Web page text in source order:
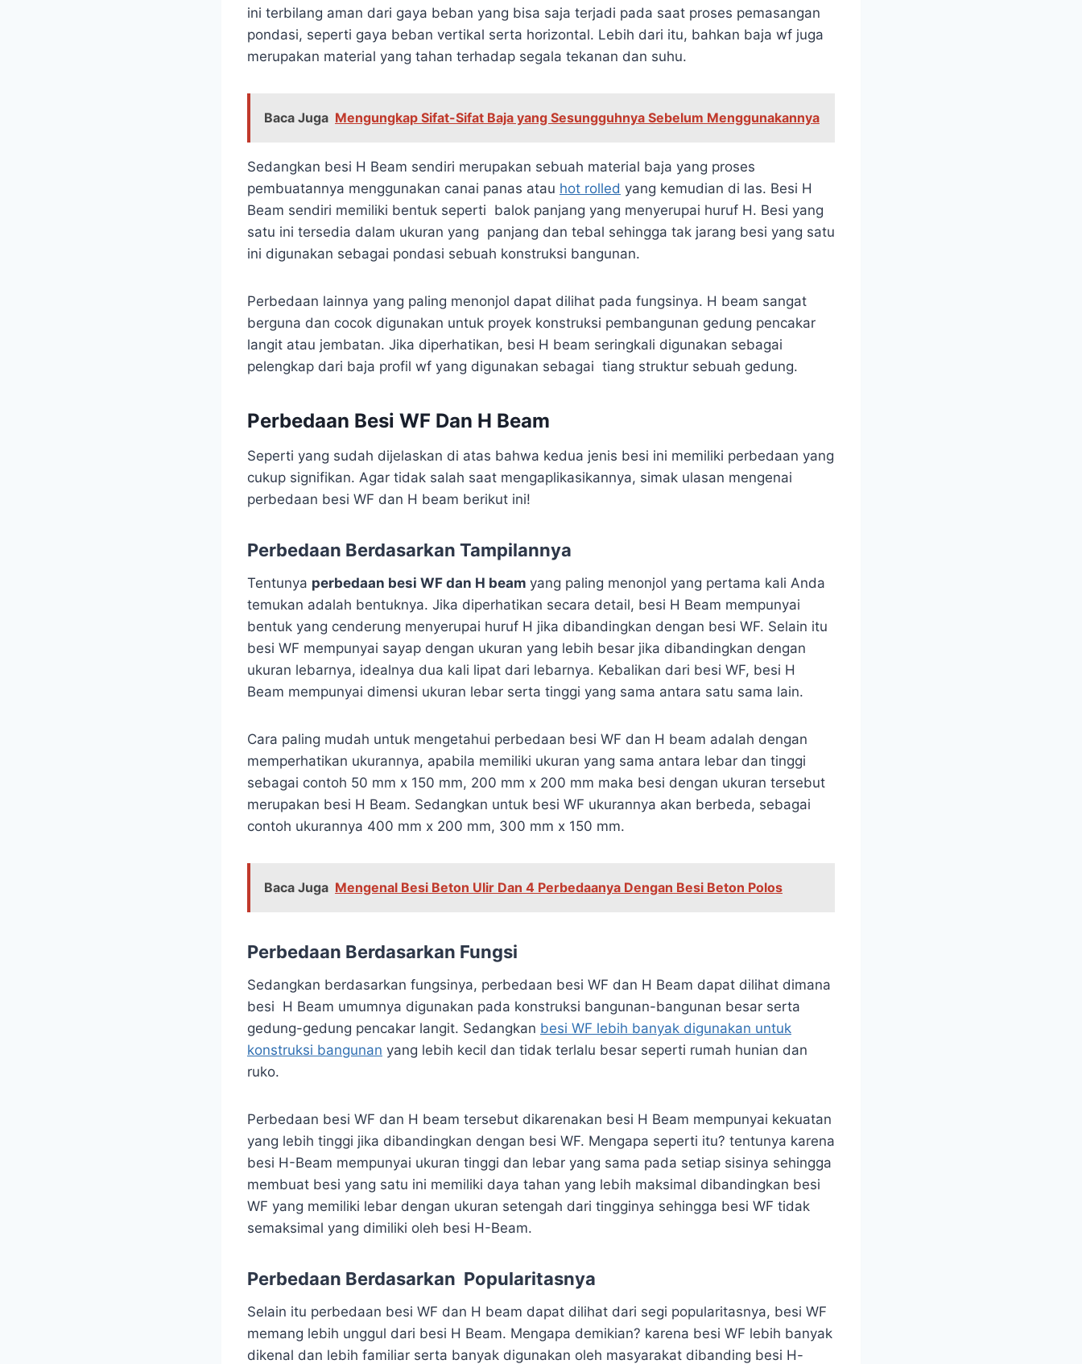
ini terbilang aman dari gaya beban yang bisa saja terjadi pada saat proses pemasangan
pondasi, seperti gaya beban vertikal serta horizontal. Lebih dari itu, bahkan baja wf juga
merupakan material yang tahan terhadap segala tekanan dan suhu.
Baca Juga Mengungkap Sifat-Sifat Baja yang Sesungguhnya Sebelum Menggunakannya
Sedangkan besi H Beam sendiri merupakan sebuah material baja yang proses
pembuatannya menggunakan canai panas atau hot rolled yang kemudian di las. Besi H
Beam sendiri memiliki bentuk seperti balok panjang yang menyerupai huruf H. Besi yang
satu ini tersedia dalam ukuran yang panjang dan tebal sehingga tak jarang besi yang satu
ini digunakan sebagai pondasi sebuah konstruksi bangunan.
Perbedaan lainnya yang paling menonjol dapat dilihat pada fungsinya. H beam sangat
berguna dan cocok digunakan untuk proyek konstruksi pembangunan gedung pencakar
langit atau jembatan. Jika diperhatikan, besi H beam seringkali digunakan sebagai
pelengkap dari baja profil wf yang digunakan sebagai tiang struktur sebuah gedung.
Perbedaan Besi WF Dan H Beam
Seperti yang sudah dijelaskan di atas bahwa kedua jenis besi ini memiliki perbedaan yang
cukup signifikan. Agar tidak salah saat mengaplikasikannya, simak ulasan mengenai
perbedaan besi WF dan H beam berikut ini!
Perbedaan Berdasarkan Tampilannya
Tentunya perbedaan besi WF dan H beam yang paling menonjol yang pertama kali Anda
temukan adalah bentuknya. Jika diperhatikan secara detail, besi H Beam mempunyai
bentuk yang cenderung menyerupai huruf H jika dibandingkan dengan besi WF. Selain itu
besi WF mempunyai sayap dengan ukuran yang lebih besar jika dibandingkan dengan
ukuran lebarnya, idealnya dua kali lipat dari lebarnya. Kebalikan dari besi WF, besi H
Beam mempunyai dimensi ukuran lebar serta tinggi yang sama antara satu sama lain.
Cara paling mudah untuk mengetahui perbedaan besi WF dan H beam adalah dengan
memperhatikan ukurannya, apabila memiliki ukuran yang sama antara lebar dan tinggi
sebagai contoh 50 mm x 150 mm, 200 mm x 200 mm maka besi dengan ukuran tersebut
merupakan besi H Beam. Sedangkan untuk besi WF ukurannya akan berbeda, sebagai
contoh ukurannya 400 mm x 200 mm, 300 mm x 150 mm.
Baca Juga Mengenal Besi Beton Ulir Dan 4 Perbedaanya Dengan Besi Beton Polos
Perbedaan Berdasarkan Fungsi
Sedangkan berdasarkan fungsinya, perbedaan besi WF dan H Beam dapat dilihat dimana
besi H Beam umumnya digunakan pada konstruksi bangunan-bangunan besar serta
gedung-gedung pencakar langit. Sedangkan besi WF lebih banyak digunakan untuk
konstruksi bangunan yang lebih kecil dan tidak terlalu besar seperti rumah hunian dan
ruko.
Perbedaan besi WF dan H beam tersebut dikarenakan besi H Beam mempunyai kekuatan
yang lebih tinggi jika dibandingkan dengan besi WF. Mengapa seperti itu? tentunya karena
besi H-Beam mempunyai ukuran tinggi dan lebar yang sama pada setiap sisinya sehingga
membuat besi yang satu ini memiliki daya tahan yang lebih maksimal dibandingkan besi
WF yang memiliki lebar dengan ukuran setengah dari tingginya sehingga besi WF tidak
semaksimal yang dimiliki oleh besi H-Beam.
Perbedaan Berdasarkan Popularitasnya
Selain itu perbedaan besi WF dan H beam dapat dilihat dari segi popularitasnya, besi WF
memang lebih unggul dari besi H Beam. Mengapa demikian? karena besi WF lebih banyak
dikenal dan lebih familiar serta banyak digunakan oleh masyarakat dibanding besi H-